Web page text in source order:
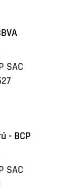
SAC
- BCP
SAC